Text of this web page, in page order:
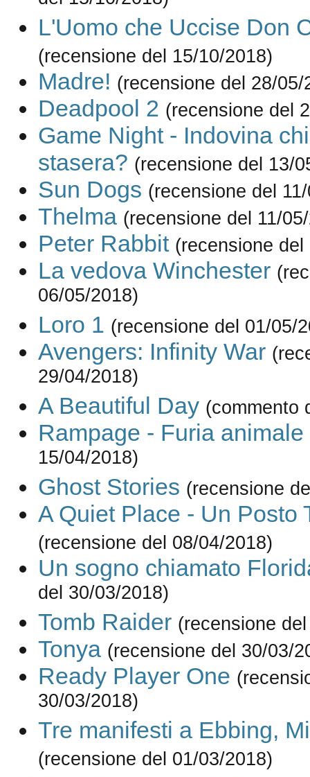
L'Uomo che Uccise Don
(recensione del 15/10/2018)
Madre! (recensione del 28/05/
Deadpool 2 (recensione del
Game Night - Indovina
stasera? (recensione del 13/
Sun Dogs (recensione del
Thelma (recensione del 11/
Peter Rabbit (recensione del
La vedova Winchester
06/05/2018)
Loro 1 (recensione del 01/05/
Avengers: Infinity War
29/04/2018)
A Beautiful Day (commento
Rampage - Furia animale
15/04/2018)
Ghost Stories (recensione
A Quiet Place - Un Posto
(recensione del 08/04/2018)
Un sogno chiamato
del 30/03/2018)
Tomb Raider (recensione
Tonya (recensione del 30/03/
Ready Player One
30/03/2018)
Tre manifesti a Ebbing,
(recensione del 01/03/2018)